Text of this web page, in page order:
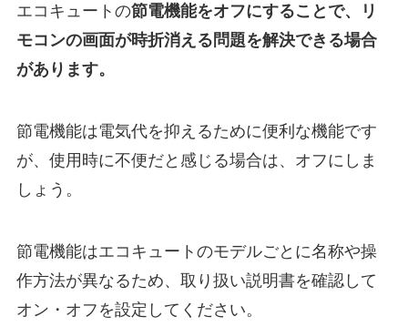
エコキュートの節電機能をオフにすることで、リ
モコンの画面が時折消える問題を解決できる場合
があります。
節電機能は電気代を抑えるために便利な機能です
が、使用時に不便だと感じる場合は、オフにしま
しょう。
節電機能はエコキュートのモデルごとに名称や操
作方法が異なるため、取り扱い説明書を確認して
オン・オフを設定してください。